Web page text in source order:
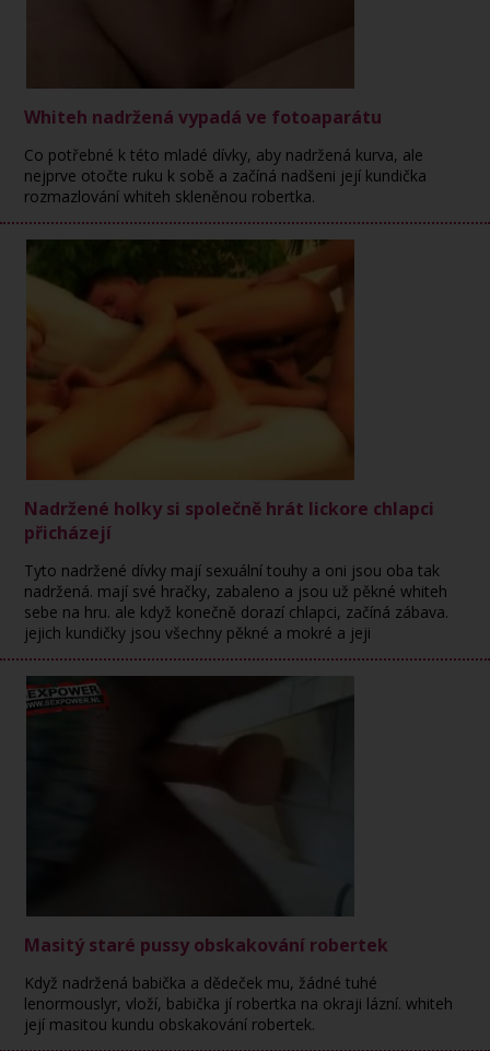
Whiteh nadržená vypadá ve fotoaparátu
Co potřebné k této mladé dívky, aby nadržená kurva, ale
nejprve otočte ruku k sobě a začíná nadšeni její kundička
rozmazlování whiteh skleněnou robertka.
Nadržené holky si společně hrát lickore chlapci
přicházejí
Tyto nadržené dívky mají sexuální touhy a oni jsou oba tak
nadržená. mají své hračky, zabaleno a jsou už pěkné whiteh
sebe na hru. ale když konečně dorazí chlapci, začíná zábava.
jejich kundičky jsou všechny pěkné a mokré a jeji
Masitý staré pussy obskakování robertek
Když nadržená babička a dědeček mu, žádné tuhé
lenormouslyr, vloží, babička jí robertka na okraji lázní. whiteh
její masitou kundu obskakování robertek.